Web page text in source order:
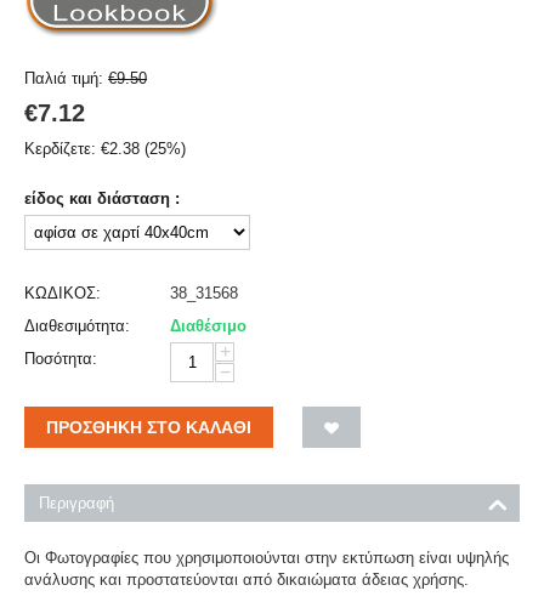
Παλιά τιμή: €9.50
€7.12
Κερδίζετε: €2.38 (25%)
είδος και διάσταση :
ΚΩΔΙΚΟΣ:
38_31568
Διαθεσιμότητα:
Διαθέσιμο
Ποσότητα:
+
−
ΠΡΟΣΘΉΚΗ ΣΤΟ ΚΑΛΆΘΙ
Περιγραφή
Οι Φωτογραφίες που χρησιμοποιούνται στην εκτύπωση είναι υψηλής
ανάλυσης και προστατεύονται από δικαιώματα άδειας χρήσης.